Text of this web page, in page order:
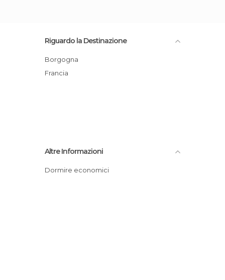
Riguardo la Destinazione
Borgogna
Francia
Altre Informazioni
Dormire economici